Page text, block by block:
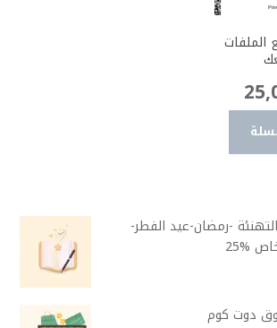
الملفات
السعر
الحالي
هو:
-رمضان-عيد الفطر-
%25
دوت كوم